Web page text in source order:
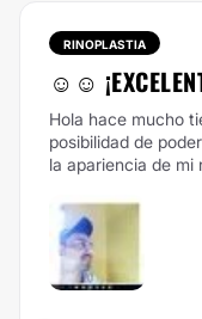
RINOPLASTIA
☺️☺️
Hola hace mucho
posibilidad de
la apariencia de mi